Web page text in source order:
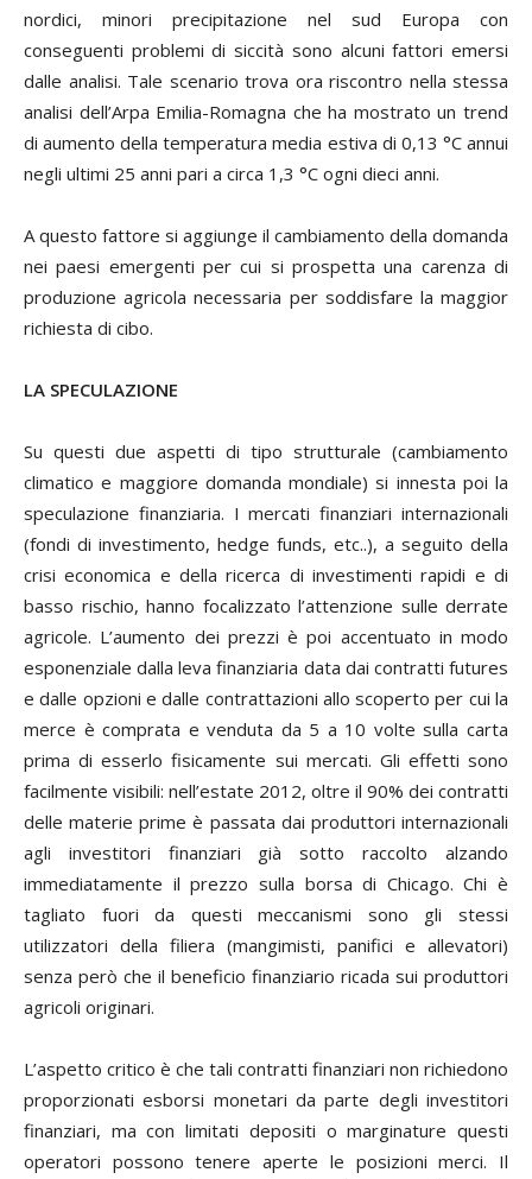
nordici, minori precipitazione nel sud Europa con
conseguenti problemi di siccità sono alcuni fattori emersi
dalle analisi. Tale scenario trova ora riscontro nella stessa
analisi dell’Arpa Emilia-Romagna che ha mostrato un trend
di aumento della temperatura media estiva di 0,13 °C annui
negli ultimi 25 anni pari a circa 1,3 °C ogni dieci anni.
A questo fattore si aggiunge il cambiamento della domanda
nei paesi emergenti per cui si prospetta una carenza di
produzione agricola necessaria per soddisfare la maggior
richiesta di cibo.
LA SPECULAZIONE
Su questi due aspetti di tipo strutturale (cambiamento
climatico e maggiore domanda mondiale) si innesta poi la
speculazione finanziaria. I mercati finanziari internazionali
(fondi di investimento, hedge funds, etc..), a seguito della
crisi economica e della ricerca di investimenti rapidi e di
basso rischio, hanno focalizzato l’attenzione sulle derrate
agricole. L’aumento dei prezzi è poi accentuato in modo
esponenziale dalla leva finanziaria data dai contratti futures
e dalle opzioni e dalle contrattazioni allo scoperto per cui la
merce è comprata e venduta da 5 a 10 volte sulla carta
prima di esserlo fisicamente sui mercati. Gli effetti sono
facilmente visibili: nell’estate 2012, oltre il 90% dei contratti
delle materie prime è passata dai produttori internazionali
agli investitori finanziari già sotto raccolto alzando
immediatamente il prezzo sulla borsa di Chicago. Chi è
tagliato fuori da questi meccanismi sono gli stessi
utilizzatori della filiera (mangimisti, panifici e allevatori)
senza però che il beneficio finanziario ricada sui produttori
agricoli originari.
L’aspetto critico è che tali contratti finanziari non richiedono
proporzionati esborsi monetari da parte degli investitori
finanziari, ma con limitati depositi o marginature questi
operatori possono tenere aperte le posizioni merci. Il